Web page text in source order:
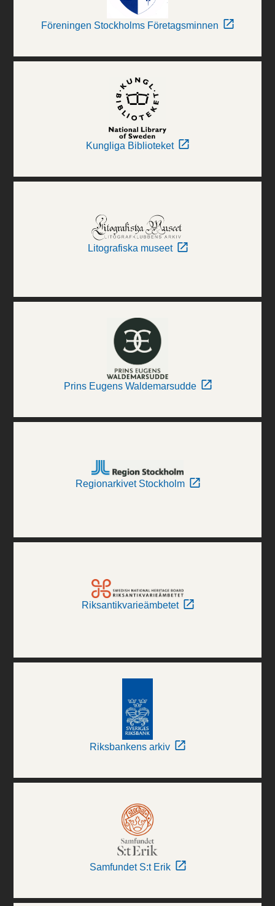
Föreningen Stockholms Företagsminnen
Kungliga Biblioteket
Litografiska museet
Prins Eugens Waldemarsudde
Regionarkivet Stockholm
Riksantikvarieämbetet
Riksbankens arkiv
Samfundet S:t Erik